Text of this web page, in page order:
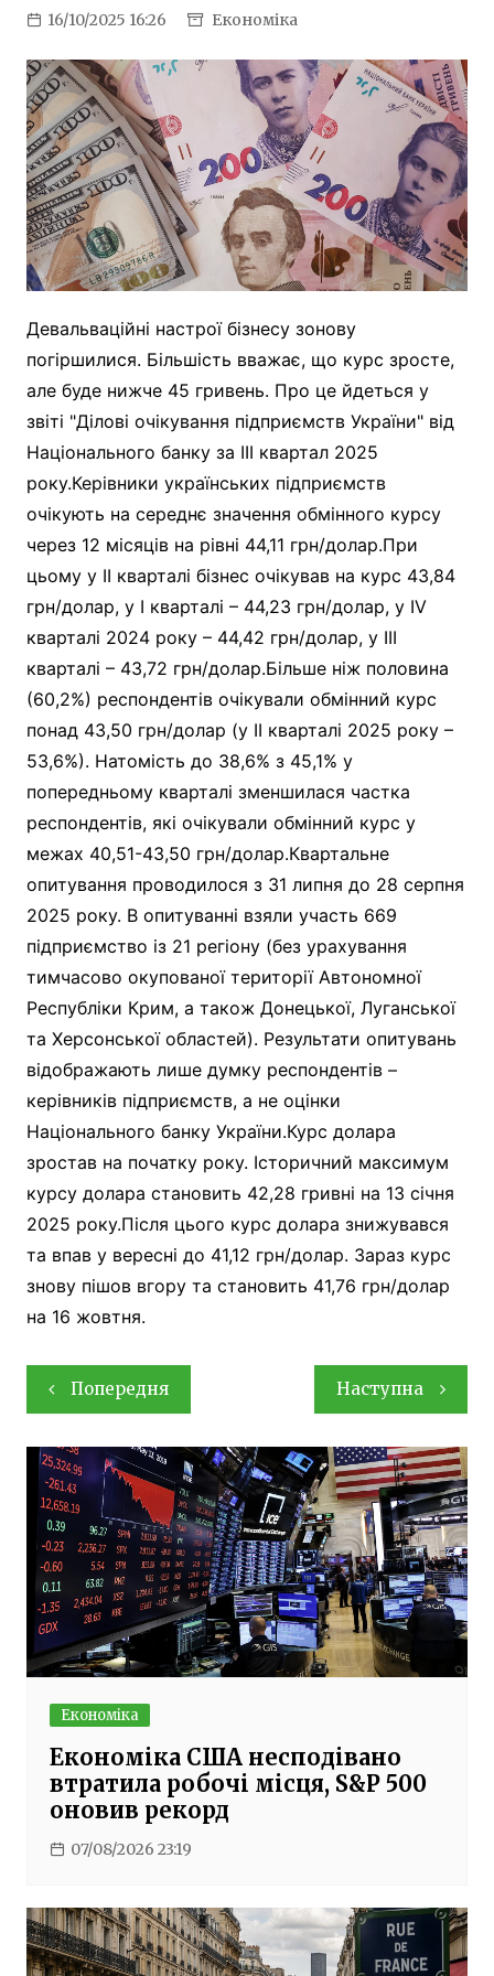
16/10/2025 16:26 Економіка
Девальваційні настрої бізнесу зонову
погіршилися. Більшість вважає, що курс зросте,
але буде нижче 45 гривень. Про це йдеться у
звіті "Ділові очікування підприємств України" від
Національного банку за III квартал 2025
року.Керівники українських підприємств
очікують на середнє значення обмінного курсу
через 12 місяців на рівні 44,11 грн/долар.При
цьому у II кварталі бізнес очікував на курс 43,84
грн/долар, у I кварталі – 44,23 грн/долар, у IV
кварталі 2024 року – 44,42 грн/долар, у III
кварталі – 43,72 грн/долар.Більше ніж половина
(60,2%) респондентів очікували обмінний курс
понад 43,50 грн/долар (у ІІ кварталі 2025 року –
53,6%). Натомість до 38,6% з 45,1% у
попередньому кварталі зменшилася частка
респондентів, які очікували обмінний курс у
межах 40,51-43,50 грн/долар.Квартальне
опитування проводилося з 31 липня до 28 серпня
2025 року. В опитуванні взяли участь 669
підприємство із 21 регіону (без урахування
тимчасово окупованої території Автономної
Республіки Крим, а також Донецької, Луганської
та Херсонської областей). Результати опитувань
відображають лише думку респондентів –
керівників підприємств, а не оцінки
Національного банку України.Курс долара
зростав на початку року. Історичний максимум
курсу долара становить 42,28 гривні на 13 січня
2025 року.Після цього курс долара знижувався
та впав у вересні до 41,12 грн/долар. Зараз курс
знову пішов вгору та становить 41,76 грн/долар
на 16 жовтня.
Навігація
записів
Попередня Наступна
Економіка
Економіка США несподівано
втратила робочі місця, S&P 500
оновив рекорд
07/08/2026 23:19